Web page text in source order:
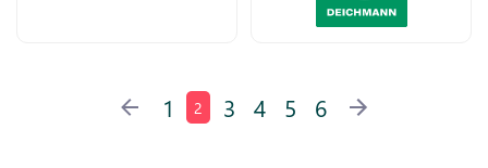
1 2 3 4 5 6